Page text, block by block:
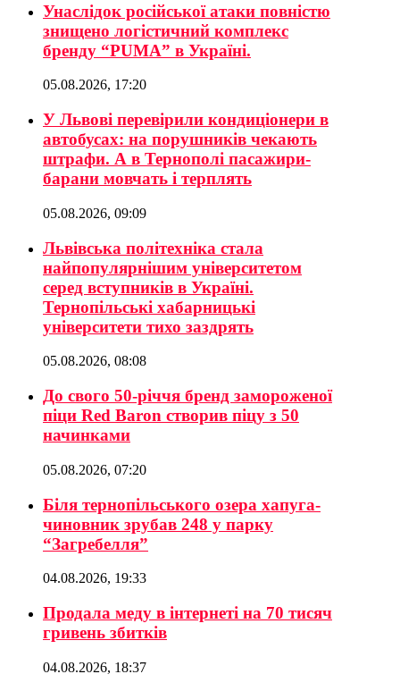
Унаслідок російської атаки повністю
знищено логістичний комплекс
бренду “PUMA” в Україні.
05.08.2026, 17:20
У Львові перевірили кондиціонери в
автобусах: на порушників чекають
штрафи. А в Тернополі пасажири-
барани мовчать і терплять
05.08.2026, 09:09
Львівська політехніка стала
найпопулярнішим університетом
серед вступників в Україні.
Тернопільські хабарницькі
університети тихо заздрять
05.08.2026, 08:08
До свого 50-річчя бренд замороженої
піци Red Baron створив піцу з 50
начинками
05.08.2026, 07:20
Біля тернопільського озера хапуга-
чиновник зрубав 248 у парку
“Загребелля”
04.08.2026, 19:33
Продала меду в інтернеті на 70 тисяч
гривень збитків
04.08.2026, 18:37